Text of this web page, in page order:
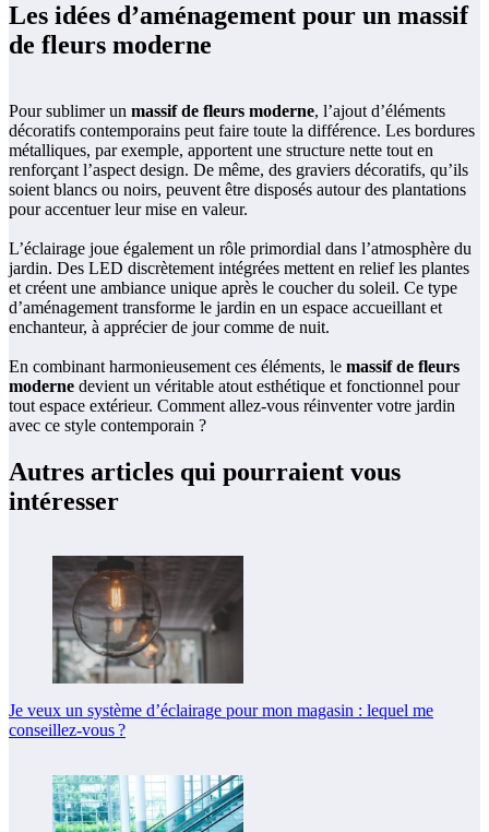
Les idées d’aménagement pour un massif
de fleurs moderne
Pour sublimer un massif de fleurs moderne, l’ajout d’éléments
décoratifs contemporains peut faire toute la différence. Les bordures
métalliques, par exemple, apportent une structure nette tout en
renforçant l’aspect design. De même, des graviers décoratifs, qu’ils
soient blancs ou noirs, peuvent être disposés autour des plantations
pour accentuer leur mise en valeur.
L’éclairage joue également un rôle primordial dans l’atmosphère du
jardin. Des LED discrètement intégrées mettent en relief les plantes
et créent une ambiance unique après le coucher du soleil. Ce type
d’aménagement transforme le jardin en un espace accueillant et
enchanteur, à apprécier de jour comme de nuit.
En combinant harmonieusement ces éléments, le massif de fleurs
moderne devient un véritable atout esthétique et fonctionnel pour
tout espace extérieur. Comment allez-vous réinventer votre jardin
avec ce style contemporain ?
Autres articles qui pourraient vous
intéresser
Je veux un système d’éclairage pour mon magasin : lequel me
conseillez-vous ?